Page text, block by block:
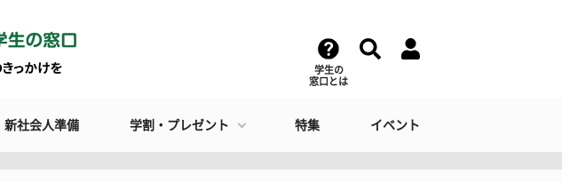
学生の
窓口とは
新社会人準備 学割・プレゼント 特集 イベント